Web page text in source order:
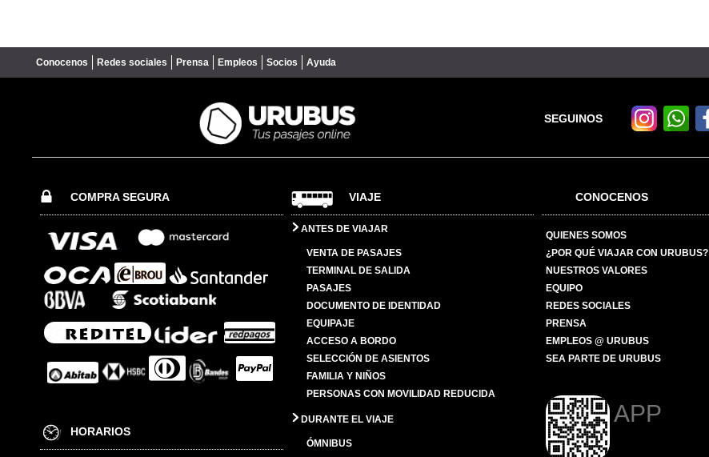
Conocenos Redes sociales Prensa Empleos Socios Ayuda
SEGUINOS
COMPRA SEGURA
HORARIOS
VIAJE
ANTES DE VIAJAR
VENTA DE PASAJES
TERMINAL DE SALIDA
PASAJES
DOCUMENTO DE IDENTIDAD
EQUIPAJE
ACCESO A BORDO
SELECCIÓN DE ASIENTOS
FAMILIA Y NIÑOS
PERSONAS CON MOVILIDAD REDUCIDA
DURANTE EL VIAJE
ÓMNIBUS
CONOCENOS
QUIENES SOMOS
¿POR QUÉ VIAJAR CON URUBUS?
NUESTROS VALORES
EQUIPO
REDES SOCIALES
PRENSA
EMPLEOS @ URUBUS
SEA PARTE DE URUBUS
APP